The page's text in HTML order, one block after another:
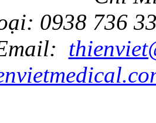
0938 736